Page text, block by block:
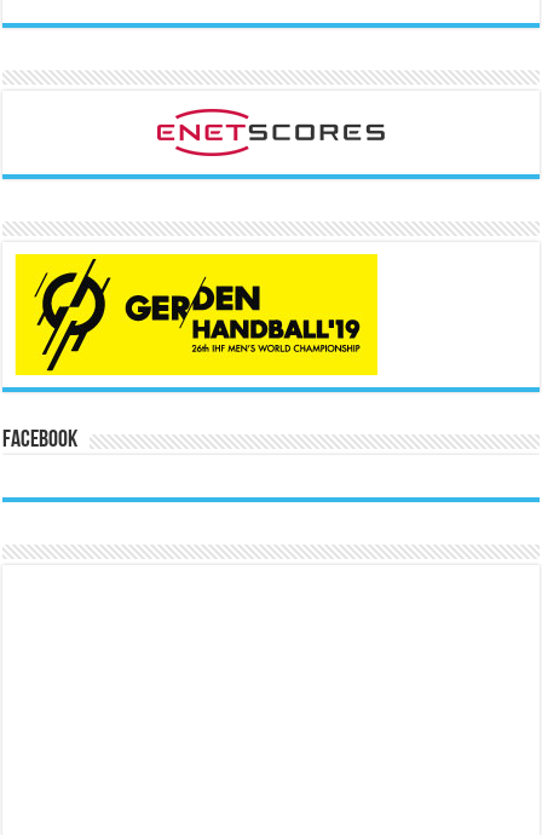
Facebook